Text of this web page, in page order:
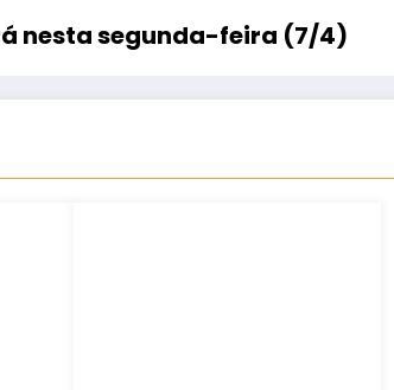
nesta segunda-feira (7/4)